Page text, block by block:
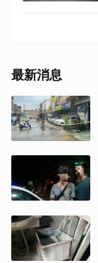
最新消息